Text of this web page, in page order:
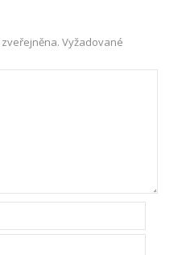
Vyžadované